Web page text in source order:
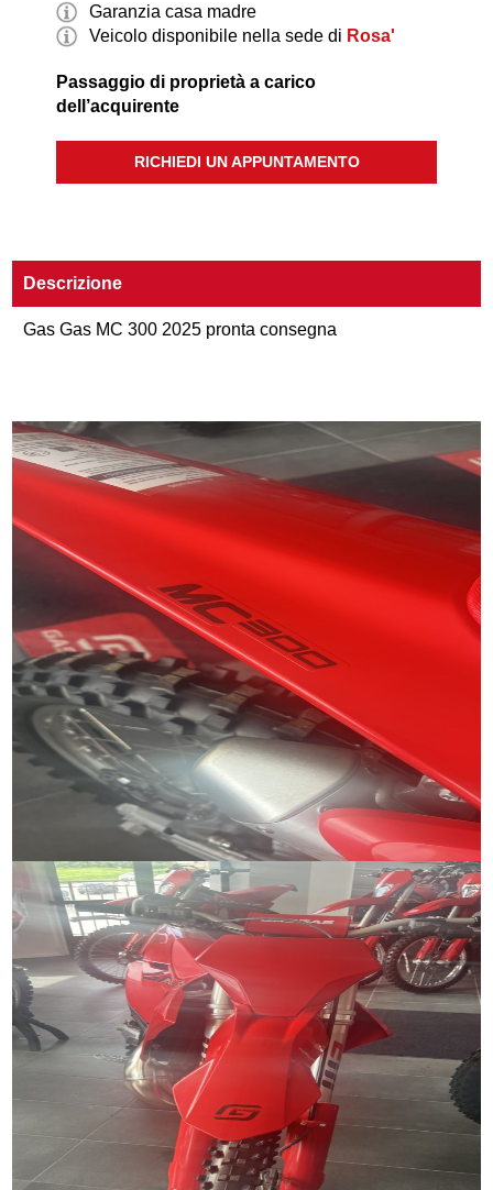
Garanzia casa madre
Veicolo disponibile nella sede di Rosa'
Passaggio di proprietà a carico
dell’acquirente
RICHIEDI UN APPUNTAMENTO
Descrizione
Gas Gas MC 300 2025 pronta consegna